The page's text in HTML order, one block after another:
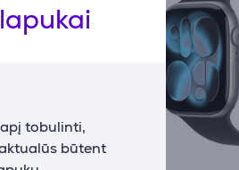
tobulinti,
būtent